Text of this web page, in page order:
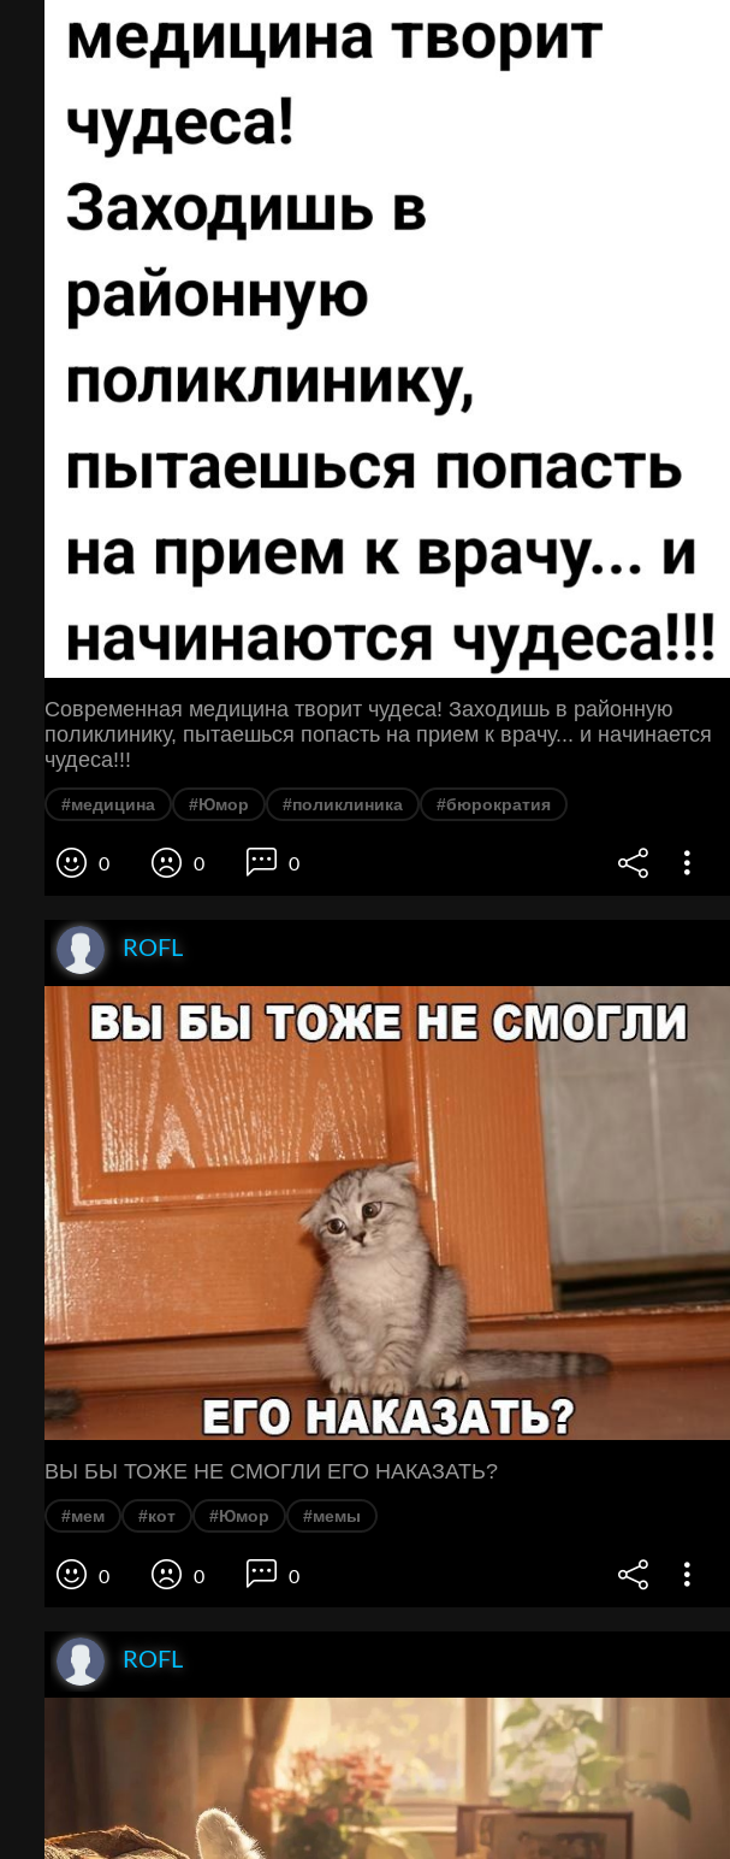
Современная медицина творит чудеса! Заходишь в районную
поликлинику, пытаешься попасть на прием к врачу... и начинается
чудеса!!!
#медицина #Юмор #поликлиника #бюрократия
0 0 0
ROFL
ВЫ БЫ ТОЖЕ НЕ СМОГЛИ ЕГО НАКАЗАТЬ?
#мем #кот #Юмор #мемы
0 0 0
ROFL